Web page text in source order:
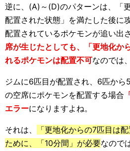
逆に、(A)～(D)のパターンは、「
配置された状態」を満たした後に
配置されているポケモンが追い出
席が生じたとしても、「更地化か
れるポケモンは配置不可なのでは
ジムに6匹目が配置され、6匹から
の空席にポケモンを配置する場合
エラーになりますよね。
それは、
「更地化からの7匹目は
ために、「10分間」が必要なので